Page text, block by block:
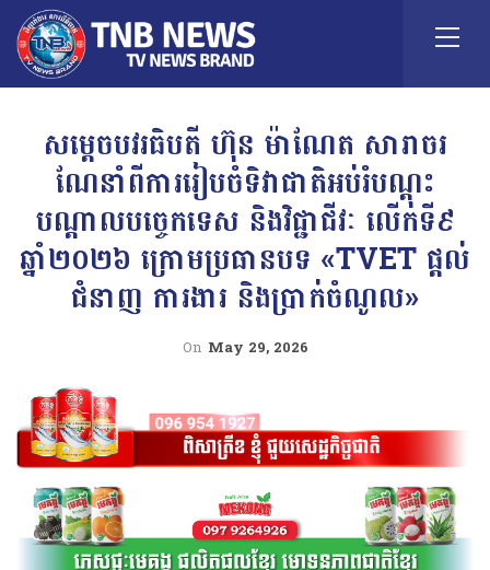
សម្តេចបវរធិបតី ហ៊ុន ម៉ាណែត សារាចរ
ណែនាំពីការរៀបចំទិវាជាតិអប់រំបណ្តុះ
បណ្តាលបច្ចេកទេស និងវិជ្ជាជីវៈ លើកទី៩
ឆ្នាំ២០២៦ ក្រោមប្រធានបទ «TVET ផ្តល់
ជំនាញ ការងារ និងប្រាក់ចំណូល»
On May 29, 2026